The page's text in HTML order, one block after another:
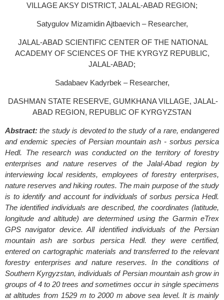
VILLAGE AKSY DISTRICT, JALAL-ABAD REGION;
Satygulov Mizamidin Ajtbaevich – Researcher,
JALAL-ABAD SCIENTIFIC CENTER OF THE NATIONAL
ACADEMY OF SCIENCES OF THE KYRGYZ REPUBLIC,
JALAL-ABAD;
Sadabaev Kadyrbek – Researcher,
DASHMAN STATE RESERVE, GUMKHANA VILLAGE, JALAL-
ABAD REGION, REPUBLIC OF KYRGYZSTAN
Abstract: the study is devoted to the study of a rare, endangered
and endemic species of Persian mountain ash - sorbus persica
Hedl. The research was conducted on the territory of forestry
enterprises and nature reserves of the Jalal-Abad region by
interviewing local residents, employees of forestry enterprises,
nature reserves and hiking routes. The main purpose of the study
is to identify and account for individuals of sorbus persica Hedl.
The identified individuals are described, the coordinates (latitude,
longitude and altitude) are determined using the Garmin eTrex
GPS navigator device. All identified individuals of the Persian
mountain ash are sorbus persica Hedl. they were certified,
entered on cartographic materials and transferred to the relevant
forestry enterprises and nature reserves. In the conditions of
Southern Kyrgyzstan, individuals of Persian mountain ash grow in
groups of 4 to 20 trees and sometimes occur in single specimens
at altitudes from 1529 m to 2000 m above sea level. It is mainly